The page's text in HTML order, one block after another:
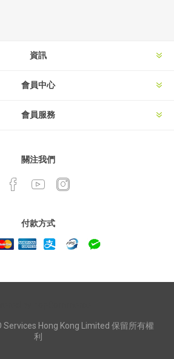
資訊
會員中心
會員服務
關注我們
付款方式
Services Hong Kong Limited 保留所有權
利